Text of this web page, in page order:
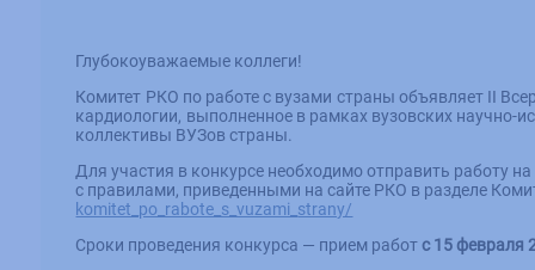
Глубокоуважаемые коллеги!
Комитет РКО по работе с вузами страны объявляет II
кардиологии, выполненное в рамках вузовских научно-
коллективы ВУЗов страны.
Для участия в конкурсе необходимо отправить работу
с правилами, приведенными на сайте РКО в разделе
komitet_po_rabote_s_vuzami_ strany/
Сроки проведения конкурса — прием работс 15 февраля